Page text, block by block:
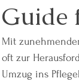
Guide
Mit
oft zur
Umzug ins